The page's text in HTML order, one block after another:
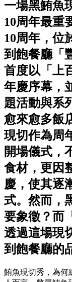
一場黑鮪魚
10周年最重
10周年，位
到飽餐廳「
首度以「上
年慶序幕，
題活動與系
愈來愈多飯
現切作為周
開場儀式，
食材，更因
慶，使其逐
式。然而，
要象徵？而
透過這場現
到飽餐廳的
鮪魚現切秀，為何